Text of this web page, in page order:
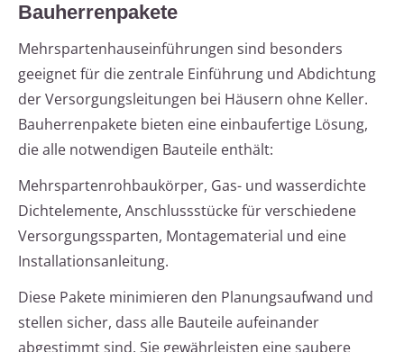
Bauherrenpakete
Mehrspartenhauseinführungen sind besonders
geeignet für die zentrale Einführung und Abdichtung
der Versorgungsleitungen bei Häusern ohne Keller.
Bauherrenpakete bieten eine einbaufertige Lösung,
die alle notwendigen Bauteile enthält:
Mehrspartenrohbaukörper, Gas- und wasserdichte
Dichtelemente, Anschlussstücke für verschiedene
Versorgungssparten, Montagematerial und eine
Installationsanleitung.
Diese Pakete minimieren den Planungsaufwand und
stellen sicher, dass alle Bauteile aufeinander
abgestimmt sind. Sie gewährleisten eine saubere